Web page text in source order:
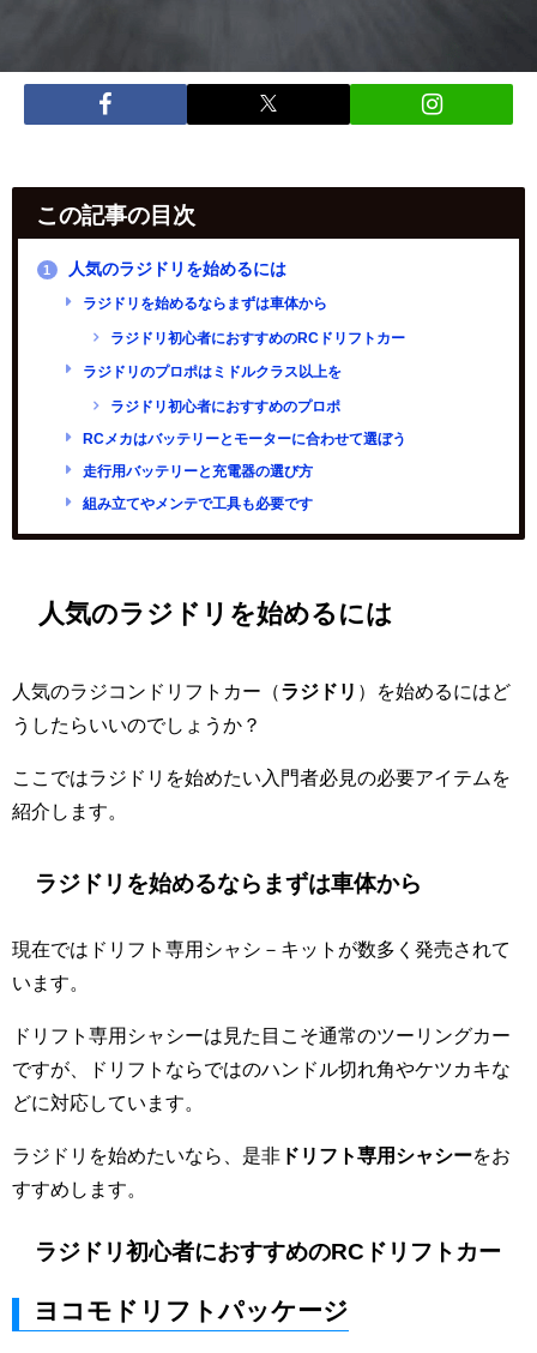
この記事の目次
1 人気のラジドリを始めるには
ラジドリを始めるならまずは車体から
ラジドリ初心者におすすめのRCドリフトカー
ラジドリのプロポはミドルクラス以上を
ラジドリ初心者におすすめのプロポ
RCメカはバッテリーとモーターに合わせて選ぼう
走行用バッテリーと充電器の選び方
組み立てやメンテで工具も必要です
人気のラジドリを始めるには
人気のラジコンドリフトカー（ラジドリ ）を始めるにはど
うしたらいいのでしょうか？
ここではラジドリを始めたい入門者必見の必要アイテムを
紹介します。
ラジドリを始めるならまずは車体から
現在ではドリフト専用シャシ－キットが数多く発売されて
います。
ドリフト専用シャシーは見た目こそ通常のツーリングカー
ですが、ドリフトならではのハンドル切れ角やケツカキな
どに対応しています。
ラジドリを始めたいなら、是非 ドリフト専用シャシーをお
すすめします。
ラジドリ初心者におすすめのRCドリフトカー
ヨコモドリフトパッケージ